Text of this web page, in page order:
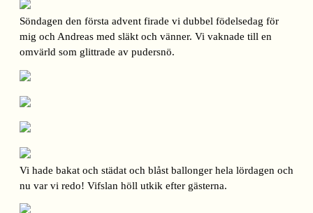
Söndagen den första advent firade vi dubbel födelsedag för
mig och Andreas med släkt och vänner. Vi vaknade till en
omvärld som glittrade av pudersnö.
Vi hade bakat och städat och blåst ballonger hela lördagen och
nu var vi redo! Vifslan höll utkik efter gästerna.